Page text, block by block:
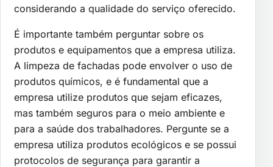
considerando a qualidade do serviço oferecido.
É importante também perguntar sobre os
produtos e equipamentos que a empresa utiliza.
A limpeza de fachadas pode envolver o uso de
produtos químicos, e é fundamental que a
empresa utilize produtos que sejam eficazes,
mas também seguros para o meio ambiente e
para a saúde dos trabalhadores. Pergunte se a
empresa utiliza produtos ecológicos e se possui
protocolos de segurança para garantir a